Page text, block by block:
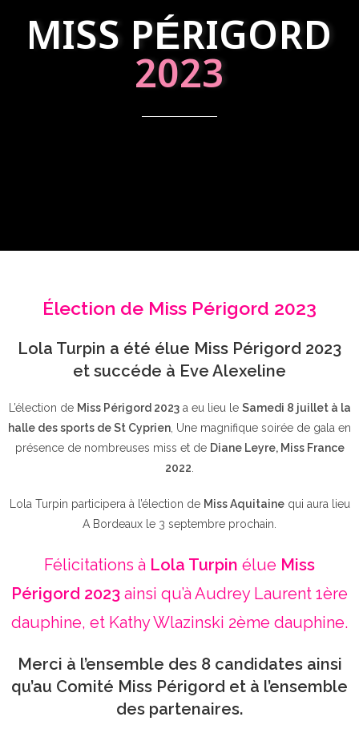
MISS PÉRIGORD
2023
Élection de Miss Périgord 2023
Lola Turpin a été élue Miss Périgord 2023
et succéde à Eve Alexeline
L’élection de Miss Périgord 2023a eu lieu le Samedi 8 juillet à la
halle des sports de St Cyprien , Une magnifique soirée de gala en
présence de nombreuses miss et de Diane Leyre, Miss France
2022
Lola Turpin participera à l’élection de Miss Aquitainequi aura lieu
A Bordeaux le 3 septembre prochain.
Félicitations à Lola Turpin élue Miss
Périgord 2023 ainsi qu’à Audrey Laurent 1ère
dauphine, et Kathy Wlazinski 2ème dauphine.
Merci à l’ensemble des 8 candidates ainsi
qu’au Comité Miss Périgord et à l’ensemble
des partenaires.